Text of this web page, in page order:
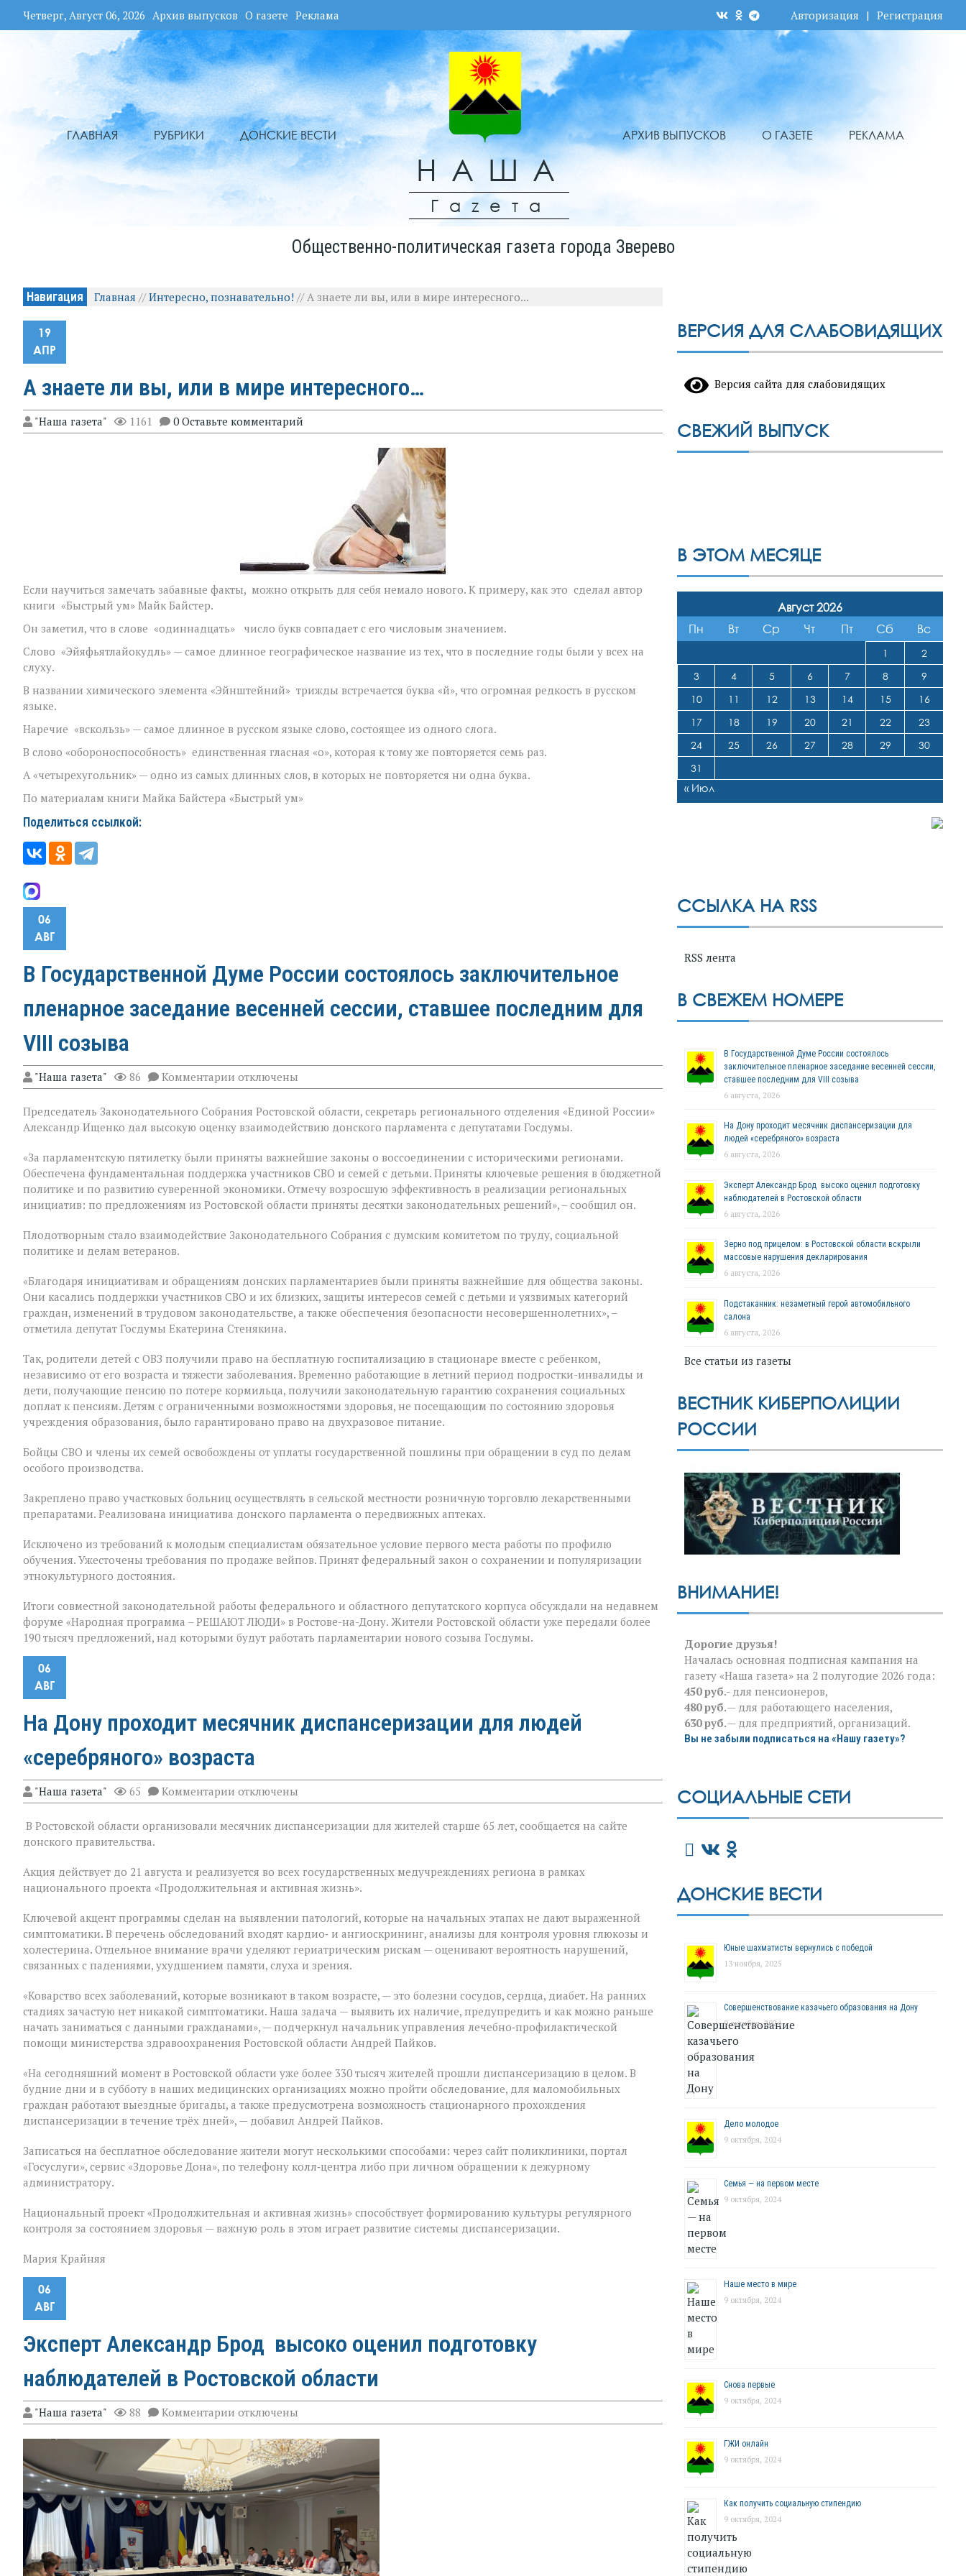
Четверг, Август 06, 2026 Архив выпусков О газете Реклама Авторизация | Регистрация
ГЛАВНАЯ РУБРИКИ ДОНСКИЕ ВЕСТИ
НАША
Гаzета
АРХИВ ВЫПУСКОВ О ГАЗЕТЕ РЕКЛАМА
Общественно-политическая газета города Зверево
Навигация Главная //Интересно, познавательно! // А знаете ли вы, или в мире интересного...
19
АПР
А знаете ли вы, или в мире интересного…
"Наша газета" 1161 0 Оставьте комментарий
Если научиться замечать забавные факты, можно открыть для себя немало нового. К примеру, как это сделал автор
книги «Быстрый ум» Майк Байстер.
Он заметил, что в слове «одиннадцать» число букв совпадает с его числовым значением.
Слово «Эйяфьятлайокудль» — самое длинное географическое название из тех, что в последние годы были у всех на
слуху.
В названии химического элемента «Эйнштейний» трижды встречается буква «й», что огромная редкость в русском
языке.
Наречие «вскользь» — самое длинное в русском языке слово, состоящее из одного слога.
В слово «обороноспособность» единственная гласная «о», которая к тому же повторяется семь раз.
А «четырехугольник» — одно из самых длинных слов, в которых не повторяется ни одна буква.
По материалам книги Майка Байстера «Быстрый ум»
Поделиться ссылкой:
06
АВГ
В Государственной Думе России состоялось заключительное
пленарное заседание весенней сессии, ставшее последним для
VIII созыва
"Наша газета" 86 Комментарии к
записи
Государственной
Думе
заключительное
пленарное
заседание
весенней
сессии,
последним
отключены
Председатель Законодательного Собрания Ростовской области, секретарь регионального отделения «Единой России»
Александр Ищенко дал высокую оценку взаимодействию донского парламента с депутатами Госдумы.
«За парламентскую пятилетку были приняты важнейшие законы о воссоединении с историческими регионами.
Обеспечена фундаментальная поддержка участников СВО и семей с детьми. Приняты ключевые решения в бюджетной
политике и по развитию суверенной экономики. Отмечу возросшую эффективность в реализации региональных
инициатив: по предложениям из Ростовской области приняты десятки законодательных решений», – сообщил он.
Плодотворным стало взаимодействие Законодательного Собрания с думским комитетом по труду, социальной
политике и делам ветеранов.
«Благодаря инициативам и обращениям донских парламентариев были приняты важнейшие для общества законы.
Они касались поддержки участников СВО и их близких, защиты интересов семей с детьми и уязвимых категорий
граждан, изменений в трудовом законодательстве, а также обеспечения безопасности несовершеннолетних», –
отметила депутат Госдумы Екатерина Стенякина.
Так, родители детей с ОВЗ получили право на бесплатную госпитализацию в стационаре вместе с ребенком,
независимо от его возраста и тяжести заболевания. Временно работающие в летний период подростки-инвалиды и
дети, получающие пенсию по потере кормильца, получили законодательную гарантию сохранения социальных
доплат к пенсиям. Детям с ограниченными возможностями здоровья, не посещающим по состоянию здоровья
учреждения образования, было гарантировано право на двухразовое питание.
Бойцы СВО и члены их семей освобождены от уплаты государственной пошлины при обращении в суд по делам
особого производства.
Закреплено право участковых больниц осуществлять в сельской местности розничную торговлю лекарственными
препаратами. Реализована инициатива донского парламента о передвижных аптеках.
Исключено из требований к молодым специалистам обязательное условие первого места работы по профилю
обучения. Ужесточены требования по продаже вейпов. Принят федеральный закон о сохранении и популяризации
этнокультурного достояния.
Итоги совместной законодательной работы федерального и областного депутатского корпуса обсуждали на недавнем
форуме «Народная программа – РЕШАЮТ ЛЮДИ» в Ростове-на-Дону. Жители Ростовской области уже передали более
190 тысяч предложений, над которыми будут работать парламентарии нового созыва Госдумы.
06
АВГ
На Дону проходит месячник диспансеризации для людей
«серебряного» возраста
"Наша газета" 65 Комментарии к
записи
Дону
для
людей
возраста
отключены
В Ростовской области организовали месячник диспансеризации для жителей старше 65 лет, сообщается на сайте
донского правительства.
Акция действует до 21 августа и реализуется во всех государственных медучреждениях региона в рамках
национального проекта «Продолжительная и активная жизнь».
Ключевой акцент программы сделан на выявлении патологий, которые на начальных этапах не дают выраженной
симптоматики. В перечень обследований входят кардио‑ и ангиоскрининг, анализы для контроля уровня глюкозы и
холестерина. Отдельное внимание врачи уделяют гериатрическим рискам — оценивают вероятность нарушений,
связанных с падениями, ухудшением памяти, слуха и зрения.
«Коварство всех заболеваний, которые возникают в таком возрасте, — это болезни сосудов, сердца, диабет. На ранних
стадиях зачастую нет никакой симптоматики. Наша задача — выявить их наличие, предупредить и как можно раньше
начать заниматься с данными гражданами», — подчеркнул начальник управления лечебно‑профилактической
помощи министерства здравоохранения Ростовской области Андрей Пайков.
«На сегодняшний момент в Ростовской области уже более 330 тысяч жителей прошли диспансеризацию в целом. В
будние дни и в субботу в наших медицинских организациях можно пройти обследование, для маломобильных
граждан работают выездные бригады, а также предусмотрена возможность стационарного прохождения
диспансеризации в течение трёх дней», — добавил Андрей Пайков.
Записаться на бесплатное обследование жители могут несколькими способами: через сайт поликлиники, портал
«Госуслуги», сервис «Здоровье Дона», по телефону колл‑центра либо при личном обращении к дежурному
администратору.
Национальный проект «Продолжительная и активная жизнь» способствует формированию культуры регулярного
контроля за состоянием здоровья — важную роль в этом играет развитие системы диспансеризации.
Мария Крайняя
06
АВГ
Эксперт Александр Брод высоко оценил подготовку
наблюдателей в Ростовской области
"Наша газета" 88 Комментарии к
записи
Эксперт
Александр
Брод
высоко
оценил
подготовку
наблюдателей
в
области
отключены
ВЕРСИЯ ДЛЯ СЛАБОВИДЯЩИХ
Версия сайта для слабовидящих
СВЕЖИЙ ВЫПУСК
В ЭТОМ МЕСЯЦЕ
Август 2026
Пн
Вт Ср Чт Пт Сб Вс
1
2
3
4 5 6 7 8
9
10
11 12 13 14 15
16
17
18 19 20 21 22
23
24
25 26 27 28 29
30
31
« Июл
ССЫЛКА НА RSS
RSS лента
В СВЕЖЕМ НОМЕРЕ
В Государственной Думе России состоялось
заключительное пленарное заседание весенней сессии,
ставшее последним для VIII созыва
6 августа, 2026
На Дону проходит месячник диспансеризации для
людей «серебряного» возраста
6 августа, 2026
Эксперт Александр Брод высоко оценил подготовку
наблюдателей в Ростовской области
6 августа, 2026
Зерно под прицелом: в Ростовской области вскрыли
массовые нарушения декларирования
6 августа, 2026
Подстаканник: незаметный герой автомобильного
салона
6 августа, 2026
Все статьи из газеты
ВЕСТНИК КИБЕРПОЛИЦИИ
РОССИИ
ВНИМАНИЕ!
Дорогие друзья!
Началась основная подписная кампания на
газету «Наша газета» на 2 полугодие 2026 года:
450 руб.- для пенсионеров,
480 руб.— для работающего населения,
630 руб.— для предприятий, организаций.
Вы не забыли подписаться на «Нашу газету»?
СОЦИАЛЬНЫЕ СЕТИ
ДОНСКИЕ ВЕСТИ
Юные шахматисты вернулись с победой
13 ноября, 2025
Совершенствование казачьего образования на Дону
9 октября, 2024
Дело молодое
9 октября, 2024
Семья — на первом месте
9 октября, 2024
Наше место в мире
9 октября, 2024
Снова первые
9 октября, 2024
ГЖИ онлайн
9 октября, 2024
Как получить социальную стипендию
9 октября, 2024